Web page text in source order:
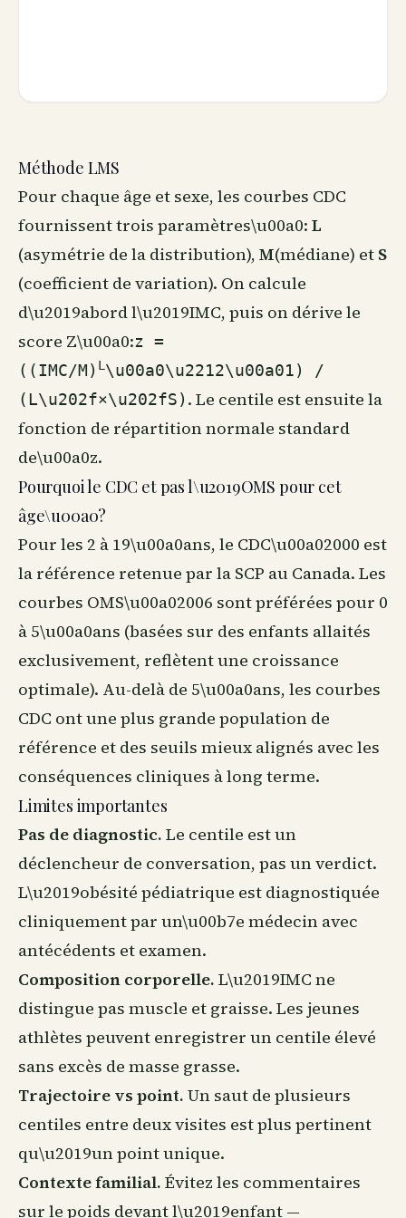
Méthode LMS
Pour chaque âge et sexe, les courbes CDC
fournissent trois paramètres\u00a0: L
(asymétrie de la distribution), M(médiane) et S
(coefficient de variation). On calcule
d\u2019abord l\u2019IMC, puis on dérive le
score Z\u00a0:z =
((IMC/M) L\u00a0\u2212\u00a01) /
(L\u202f×\u202fS) . Le centile est ensuite la
fonction de répartition normale standard
de\u00a0z.
Pourquoi le CDC et pas l\u2019OMS pour cet
âge\u00a0?
Pour les 2 à 19\u00a0ans, le CDC\u00a02000 est
la référence retenue par la SCP au Canada. Les
courbes OMS\u00a02006 sont préférées pour 0
à 5\u00a0ans (basées sur des enfants allaités
exclusivement, reflètent une croissance
optimale). Au-delà de 5\u00a0ans, les courbes
CDC ont une plus grande population de
référence et des seuils mieux alignés avec les
conséquences cliniques à long terme.
Limites importantes
Pas de diagnostic. Le centile est un
déclencheur de conversation, pas un verdict.
L\u2019obésité pédiatrique est diagnostiquée
cliniquement par un\u00b7e médecin avec
antécédents et examen.
Composition corporelle. L\u2019IMC ne
distingue pas muscle et graisse. Les jeunes
athlètes peuvent enregistrer un centile élevé
sans excès de masse grasse.
Trajectoire vs point. Un saut de plusieurs
centiles entre deux visites est plus pertinent
qu\u2019un point unique.
Contexte familial. Évitez les commentaires
sur le poids devant l\u2019enfant —